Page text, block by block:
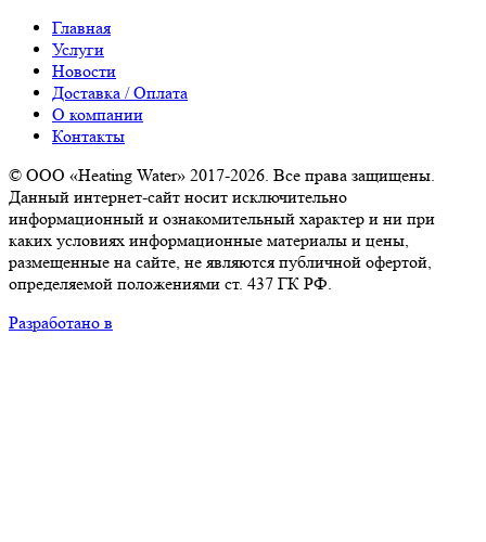
Главная
Услуги
Новости
Доставка / Оплата
О компании
Контакты
© ООО «Heating Water» 2017-2026. Все права защищены.
Данный интернет-сайт носит исключительно
информационный и ознакомительный характер и ни при
каких условиях информационные материалы и цены,
размещенные на сайте, не являются публичной офертой,
определяемой положениями ст. 437 ГК РФ.
Разработано в